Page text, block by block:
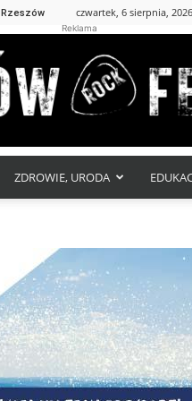
Rzeszów czwartek, 6 sierpnia, 2026
Reklama
ZDROWIE, URODA